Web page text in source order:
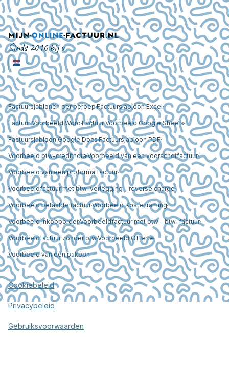
Sinds 2010 bij u
Factuursjablonen per beroepFactuursjabloon Excel
Factuur Voorbeeld Word Factuur Voorbeeld Google Sheets
Factuursjabloon Google DocsFactuursjabloon PDF
Voorbeeld btw-creditnotaVoorbeeld van een voorschotfactuur
Voorbeeld van een proforma factuur
Voorbeeldfactuur met btw-verlegging – reverse charge
Voorbeeld betaalde factuurVoorbeeld Kostenraming
Voorbeeld InkooporderVoorbeeldfactuur met btw – btw-factuur
Voorbeeldfactuur zonder btwVoorbeeld Offerte
Voorbeeld van een pakbon
Cookiebeleid
Privacybeleid
Gebruiksvoorwaarden